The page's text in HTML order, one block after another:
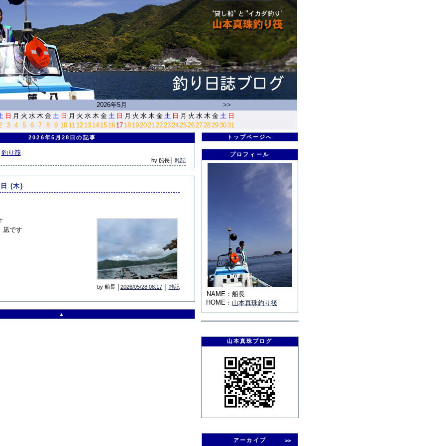
2026年5月
>>
日 月 火 水 木 金 土 日 月 火 水 木 金 土 日 月 火 水 木 金 土 日 月 火 水 木 金 土 日
3 4 5 6 7 8 9 10 11 12 13 14 15 16 17 18 19202122232425262728293031
2026年5月28日の記事
釣り筏
by 船長│ 雑記
(木)
凪です
by 船長 │ 2026/05/28 08:17│ 雑記
▲
トップページへ
プロフィール
NAME： 船長
HOME： 山本真珠釣り筏
山本真珠ブログ
アーカイブ >>